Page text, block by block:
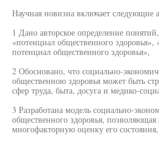
Научная новизна включает следующие
1 Дано авторское определение
«потенциал общественного
потенциал общественного здоровья»,
2 Обосновано, что социально-
общественною здоровья может быть
сфер труда, быта, досуга и медико-
3 Разработана модель социально-
общественного здоровья, позволяющая
многофакторную оценку его состояния,